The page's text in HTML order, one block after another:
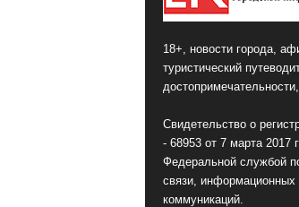
18+, новости города,
туристический
Свидетельство о
- 68953 от 7 марта 2017
Федеральной службой
связи, информационных
коммуникаций.